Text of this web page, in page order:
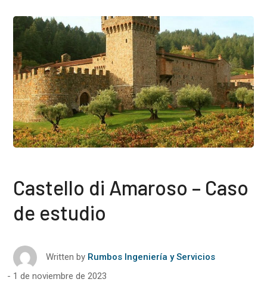
Castello di Amaroso – Caso
de estudio
Written by Rumbos Ingeniería y Servicios
1 de noviembre de 2023